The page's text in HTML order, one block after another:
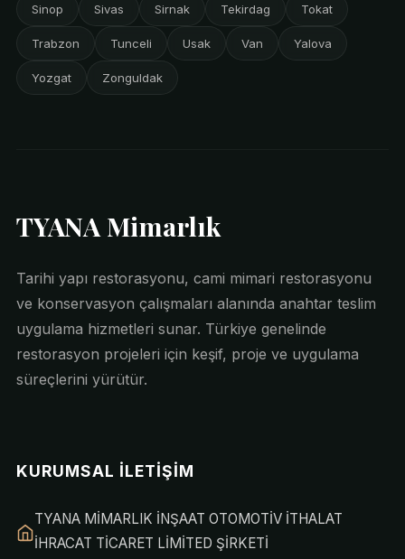
Sinop Sivas Sirnak Tekirdag Tokat
Trabzon Tunceli Usak Van Yalova
Yozgat Zonguldak
TYANA Mimarlık
Tarihi yapı restorasyonu, cami mimari restorasyonu
ve konservasyon çalışmaları alanında anahtar teslim
uygulama hizmetleri sunar. Türkiye genelinde
restorasyon projeleri için keşif, proje ve uygulama
süreçlerini yürütür.
KURUMSAL İLETIŞIM
TYANA MİMARLIK İNŞAAT OTOMOTİV İTHALAT
İHRACAT TİCARET LİMİTED ŞİRKETİ